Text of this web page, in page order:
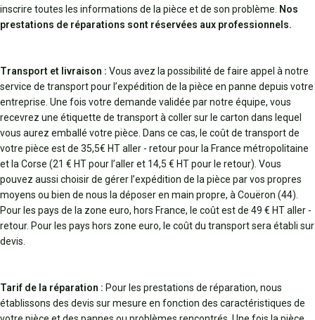
inscrire toutes les informations de la pièce et de son problème. Nos
prestations de réparations sont réservées aux professionnels.
Transport et livraison : Vous avez la possibilité de faire appel à notre
service de transport pour l’expédition de la pièce en panne depuis votre
entreprise. Une fois votre demande validée par notre équipe, vous
recevrez une étiquette de transport à coller sur le carton dans lequel
vous aurez emballé votre pièce. Dans ce cas, le coût de transport de
votre pièce est de 35,5€ HT aller - retour pour la France métropolitaine
et la Corse (21 € HT pour l’aller et 14,5 € HT pour le retour). Vous
pouvez aussi choisir de gérer l’expédition de la pièce par vos propres
moyens ou bien de nous la déposer en main propre, à Couëron (44).
Pour les pays de la zone euro, hors France, le coût est de 49 € HT aller -
retour. Pour les pays hors zone euro, le coût du transport sera établi sur
devis.
Tarif de la réparation : Pour les prestations de réparation, nous
établissons des devis sur mesure en fonction des caractéristiques de